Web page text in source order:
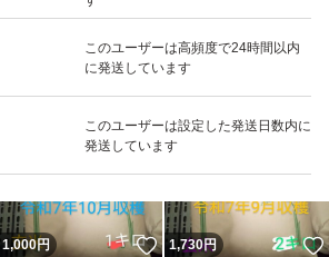
このユーザーは高頻度で24時間以内
に発送しています
このユーザーは設定した発送日数内に
発送しています
いいね！
1,730
いね！
1,000円 いいね！
1,730円